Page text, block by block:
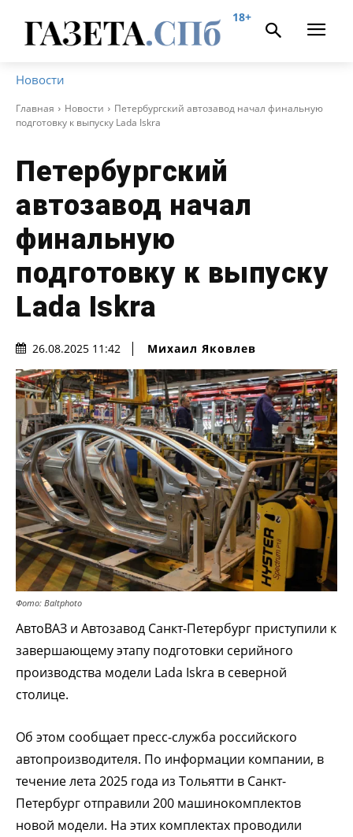
18+
Новости
Главная Новости
Петербургский автозавод начал финальную
подготовку к выпуску Lada Iskra
Петербургский
автозавод начал
финальную
подготовку к выпуску
Lada Iskra
26.08.2025 11:42 Михаил Яковлев
Фото: Baltphoto
АвтоВАЗ и Автозавод Санкт-Петербург приступили к
завершающему этапу подготовки серийного
производства модели Lada Iskra в северной
столице.
Об этом сообщает пресс-служба российского
автопроизводителя. По информации компании, в
течение лета 2025 года из Тольятти в Санкт-
Петербург отправили 200 машинокомплектов
новой модели. На этих комплектах проводили